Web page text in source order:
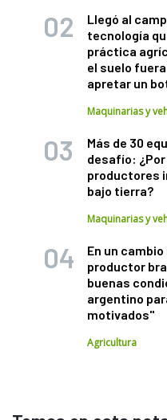
Llegó al
tecnología
práctica
el suelo
apretar un
Maquinarias y
Más de 30
desafío:
productores
bajo tierra?
Maquinarias y
En un
productor
buenas
argentino
motivados"
Agricultura